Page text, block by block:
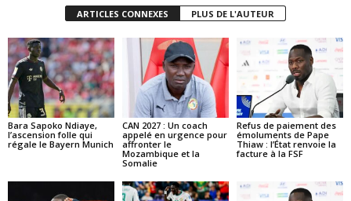
ARTICLES CONNEXES PLUS DE L'AUTEUR
Bara Sapoko Ndiaye,
l’ascension folle qui
régale le Bayern Munich
CAN 2027 : Un coach
appelé en urgence pour
affronter le
Mozambique et la
Somalie
Refus de paiement des
émoluments de Pape
Thiaw : l’État renvoie la
facture à la FSF